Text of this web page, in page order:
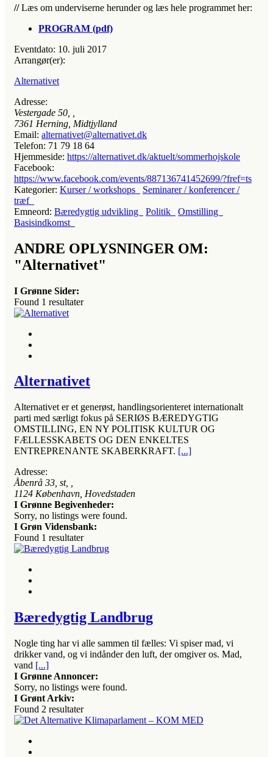
//Læs om underviserne herunder og læs hele programmet her:
PROGRAM (pdf)
Eventdato: 10. juli 2017
Arrangør(er):
Alternativet
Adresse:
Vestergade 50
7361 Herning, Midtjylland
Email: alternativet@alternativet.dk
Telefon: 71 79 18 64
Hjemmeside: https://alternativet.dk/aktuelt/sommerhojskole
Facebook:
https://www.facebook.com/events/887136741452699/?fref=ts
Kategorier: Kurser / workshops
Seminarer / konferencer /
træf
Emneord: Bæredygtig udvikling Politik
Omstilling
Basisindkomst
ANDRE OPLYSNINGER OM:
"Alternativet"
I Grønne Sider:
Found 1 resultater
Alternativet
Alternativet er et generøst, handlingsorienteret internationalt
parti med særligt fokus på SERIØS BÆREDYGTIG
OMSTILLING, EN NY POLITISK KULTUR OG
FÆLLESSKABETS OG DEN ENKELTES
ENTREPRENANTE SKABERKRAFT. [...]
Adresse:
Åbenrå 33, st, ,
1124 København, Hovedstaden
I Grønne Begivenheder:
Sorry, no listings were found.
I Grøn Vidensbank:
Found 1 resultater
Bæredygtig Landbrug
Nogle ting har vi alle sammen til fælles: Vi spiser mad, vi
drikker vand, og vi indånder den luft, der omgiver os. Mad,
vand [...]
I Grønne Annoncer:
Sorry, no listings were found.
I Grønt Arkiv:
Found 2 resultater